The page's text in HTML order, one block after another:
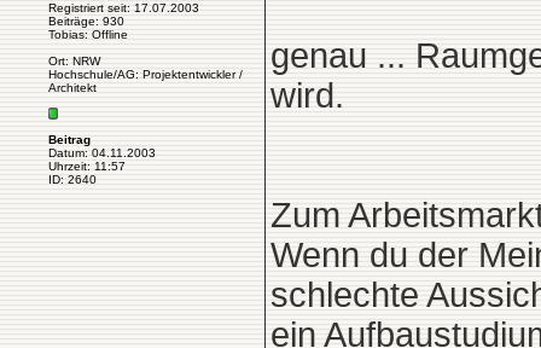
Registriert seit: 17.07.2003
Beiträge: 930
Tobias: Offline
Ort: NRW
Hochschule/AG: Projektentwickler /
Architekt
Beitrag
Datum: 04.11.2003
Uhrzeit: 11:57
ID: 2640
genau ...
wird.
Zum
Wenn du der
schlechte
ein